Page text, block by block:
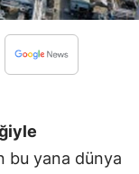
Edirne
Erzincan
bu yana dünya